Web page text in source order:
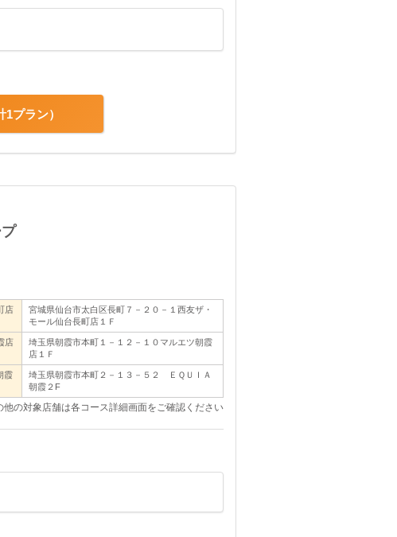
1プラン
店
宮城県仙台市太白区長町７－２０－１西友ザ・
モール仙台長町店１Ｆ
店
埼玉県朝霞市本町１－１２－１０マルエツ朝霞
店１Ｆ
霞
埼玉県朝霞市本町２－１３－５２ ＥＱＵＩＡ
朝霞２F
の対象店舗は各コース詳細画面をご確認ください